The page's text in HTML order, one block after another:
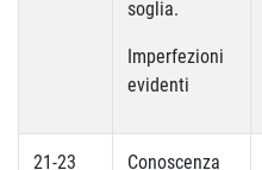
soglia.
Imperfezioni
evidenti
21-23
Conoscenza